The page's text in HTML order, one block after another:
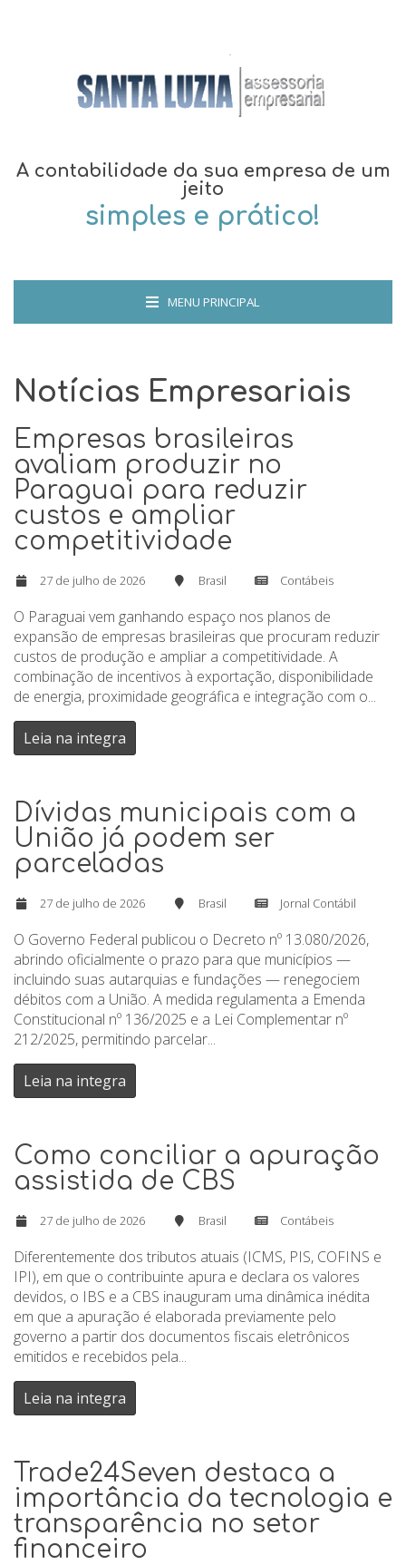
A contabilidade da sua empresa de um
jeito
simples e prático!
MENU PRINCIPAL
Notícias Empresariais
Empresas brasileiras
avaliam produzir no
Paraguai para reduzir
custos e ampliar
competitividade
27 de julho de 2026 Brasil Contábeis
O Paraguai vem ganhando espaço nos planos de
expansão de empresas brasileiras que procuram reduzir
custos de produção e ampliar a competitividade. A
combinação de incentivos à exportação, disponibilidade
de energia, proximidade geográfica e integração com o...
Leia na integra
Dívidas municipais com a
União já podem ser
parceladas
27 de julho de 2026 Brasil Jornal Contábil
O Governo Federal publicou o Decreto nº 13.080/2026,
abrindo oficialmente o prazo para que municípios —
incluindo suas autarquias e fundações — renegociem
débitos com a União. A medida regulamenta a Emenda
Constitucional nº 136/2025 e a Lei Complementar nº
212/2025, permitindo parcelar...
Leia na integra
Como conciliar a apuração
assistida de CBS
27 de julho de 2026 Brasil Contábeis
Diferentemente dos tributos atuais (ICMS, PIS, COFINS e
IPI), em que o contribuinte apura e declara os valores
devidos, o IBS e a CBS inauguram uma dinâmica inédita
em que a apuração é elaborada previamente pelo
governo a partir dos documentos fiscais eletrônicos
emitidos e recebidos pela...
Leia na integra
Trade24Seven destaca a
importância da tecnologia e
transparência no setor
financeiro